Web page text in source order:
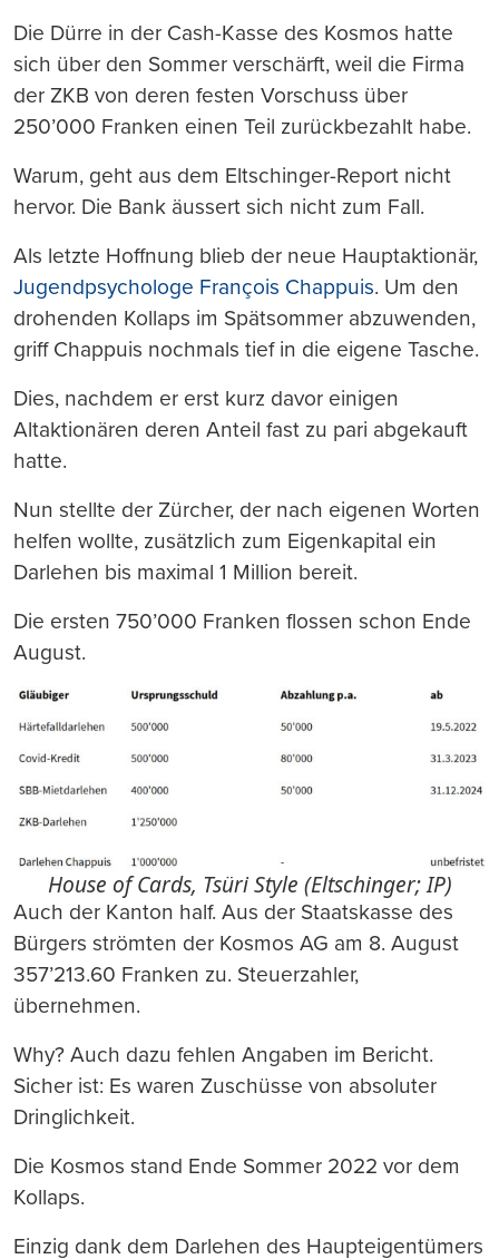
Die Dürre in der Cash-Kasse des Kosmos hatte
sich über den Sommer verschärft, weil die Firma
der ZKB von deren festen Vorschuss über
250’000 Franken einen Teil zurückbezahlt habe.
Warum, geht aus dem Eltschinger-Report nicht
hervor. Die Bank äussert sich nicht zum Fall.
Als letzte Hoffnung blieb der neue Hauptaktionär,
Jugendpsychologe François Chappuis. Um den
drohenden Kollaps im Spätsommer abzuwenden,
griff Chappuis nochmals tief in die eigene Tasche.
Dies, nachdem er erst kurz davor einigen
Altaktionären deren Anteil fast zu pari abgekauft
hatte.
Nun stellte der Zürcher, der nach eigenen Worten
helfen wollte, zusätzlich zum Eigenkapital ein
Darlehen bis maximal 1 Million bereit.
Die ersten 750’000 Franken flossen schon Ende
August.
House of Cards, Tsüri Style (Eltschinger; IP)
Auch der Kanton half. Aus der Staatskasse des
Bürgers strömten der Kosmos AG am 8. August
357’213.60 Franken zu. Steuerzahler,
übernehmen.
Why? Auch dazu fehlen Angaben im Bericht.
Sicher ist: Es waren Zuschüsse von absoluter
Dringlichkeit.
Die Kosmos stand Ende Sommer 2022 vor dem
Kollaps.
Einzig dank dem Darlehen des Haupteigentümers